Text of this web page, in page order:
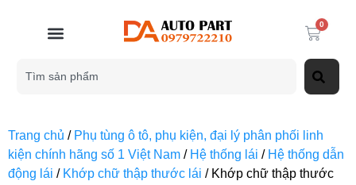
0
Trang chủ / Phụ tùng ô tô, phụ kiện, đại lý phân phối linh
kiện chính hãng số 1 Việt Nam / Hệ thống lái / Hệ thống dẫn
động lái / Khớp chữ thập thước lái / Khớp chữ thập thước